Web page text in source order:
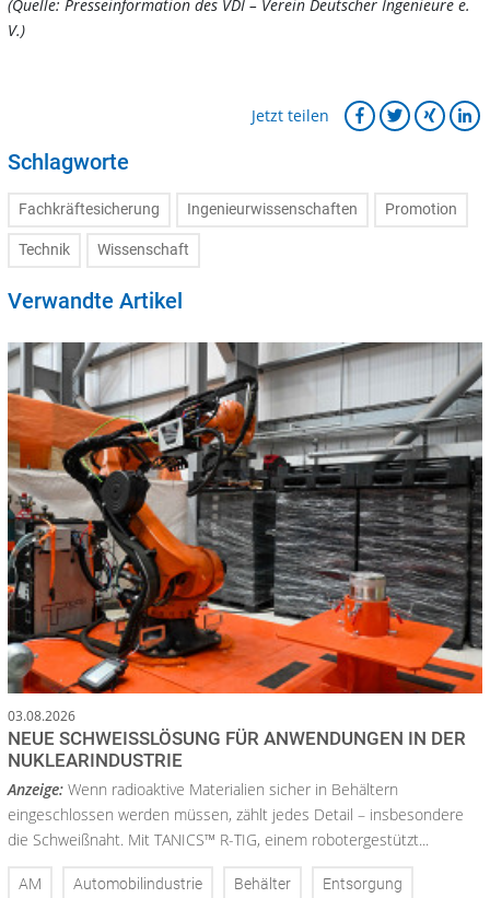
(Quelle: Presseinformation des VDI – Verein Deutscher Ingenieure e.
V.)
Jetzt teilen
Schlagworte
Fachkräftesicherung Ingenieurwissenschaften Promotion
Technik Wissenschaft
Verwandte Artikel
03.08.2026
NEUE SCHWEISSLÖSUNG FÜR ANWENDUNGEN IN DER N
UKLEARINDUSTRIE
Anzeige: Wenn radioaktive Materialien sicher in Behältern
eingeschlossen werden müssen, zählt jedes Detail – insbesondere
die Schweißnaht. Mit TANICS™ R-TIG, einem robotergestützt...
AM Automobilindustrie Behälter Entsorgung